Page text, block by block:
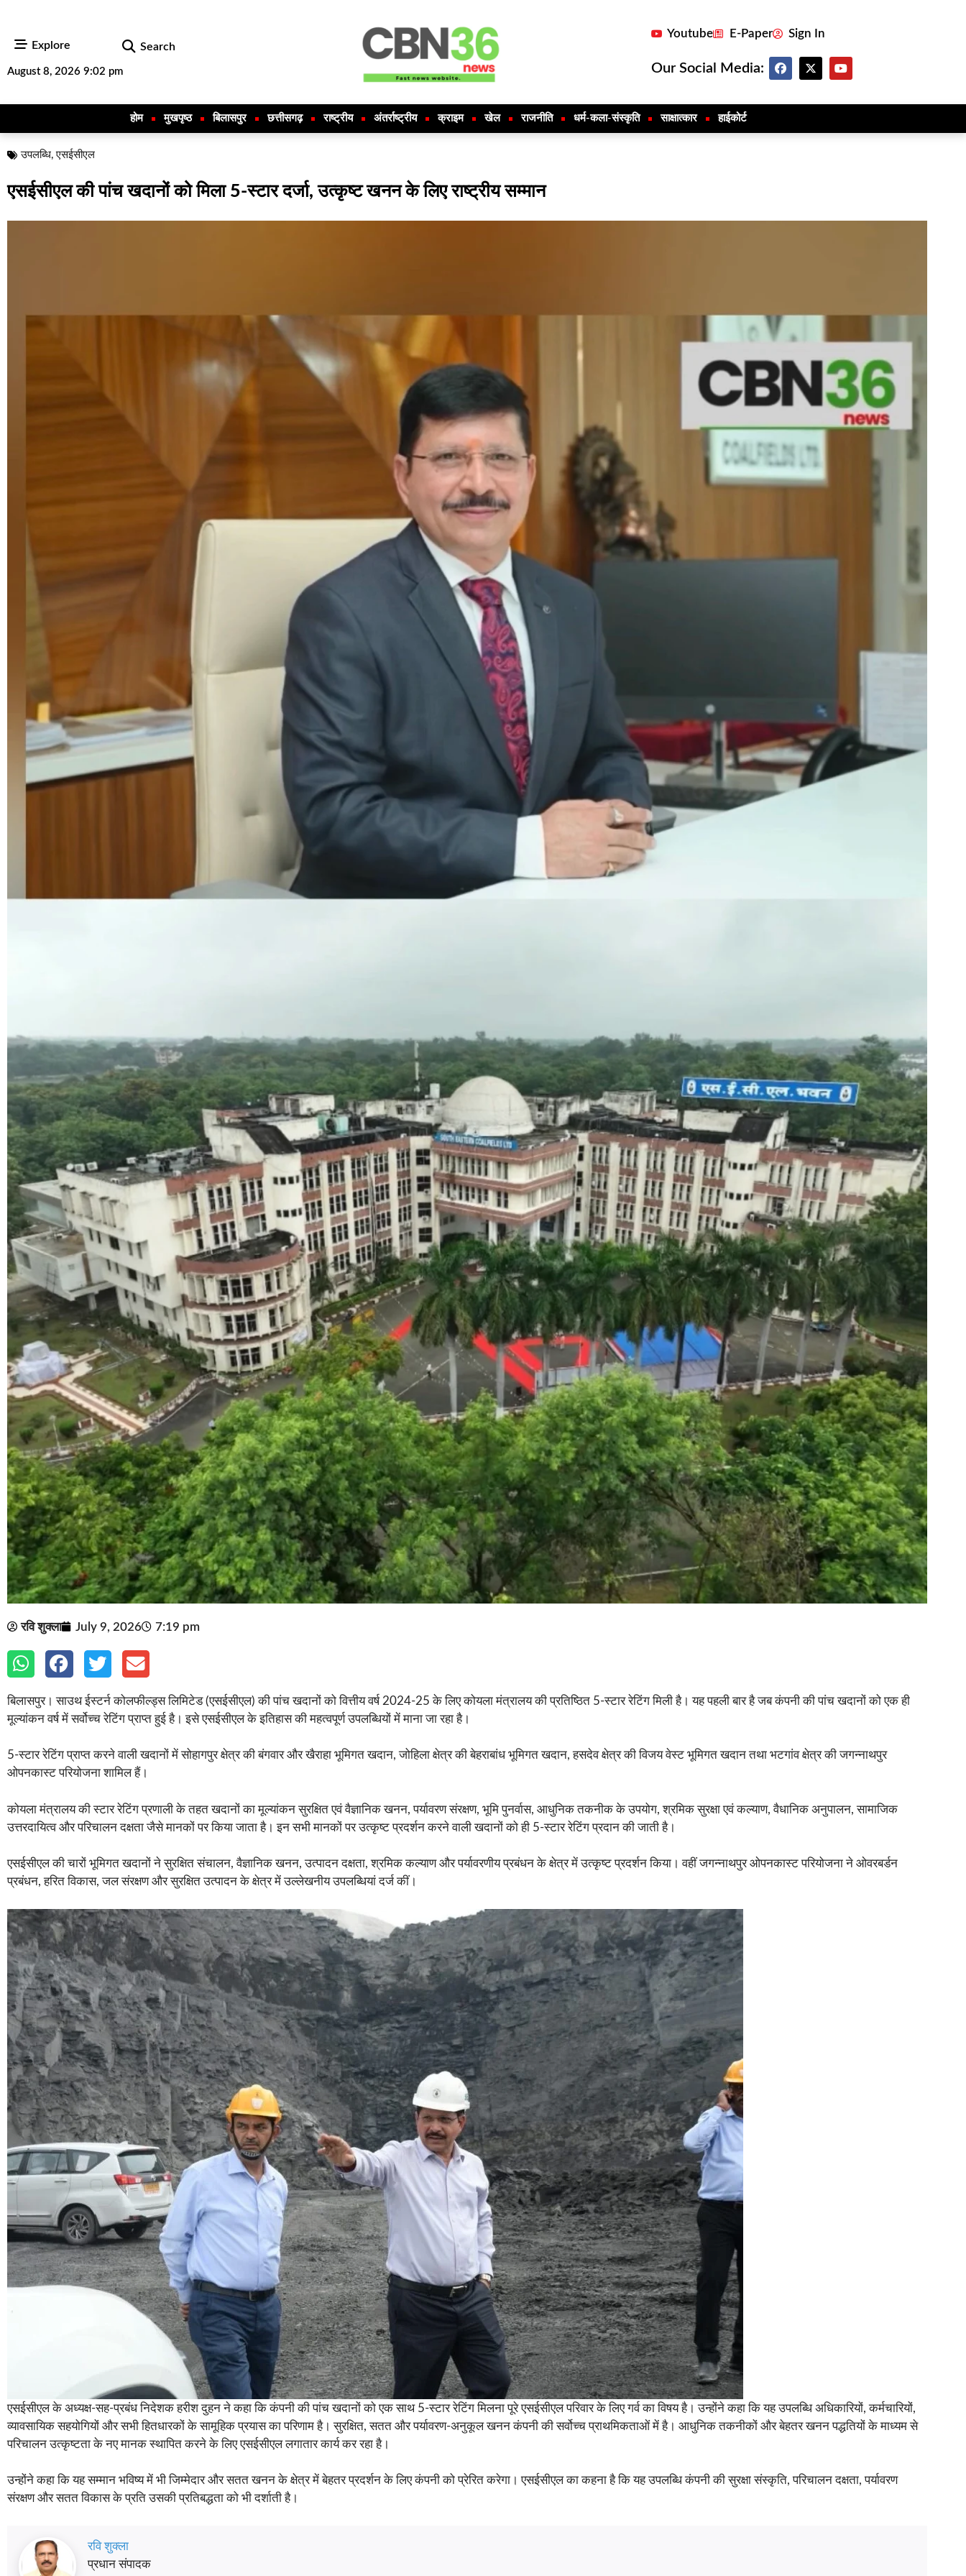
Explore Search
August 8, 2026 9:02 pm
Youtube E-Paper Sign In
Our Social Media:
होम मुखपृष्ठ बिलासपुर छत्तीसगढ़ राष्ट्रीय अंतर्राष्ट्रीय क्राइम खेल राजनीति धर्म-कला-संस्कृति साक्षात्कार हाईकोर्ट
उपलब्धि,एसईसीएल
एसईसीएल की पांच खदानों को मिला 5-स्टार दर्जा, उत्कृष्ट खनन के लिए राष्ट्रीय सम्मान
रवि शुक्ला July 9, 2026 7:19 pm
बिलासपुर। साउथ ईस्टर्न कोलफील्ड्स लिमिटेड (एसईसीएल) की पांच खदानों को वित्तीय वर्ष 2024-25 के लिए कोयला मंत्रालय की प्रतिष्ठित 5-स्टार रेटिंग मिली है। यह पहली बार है जब कंपनी की पांच खदानों को एक ही
मूल्यांकन वर्ष में सर्वोच्च रेटिंग प्राप्त हुई है। इसे एसईसीएल के इतिहास की महत्वपूर्ण उपलब्धियों में माना जा रहा है।
5-स्टार रेटिंग प्राप्त करने वाली खदानों में सोहागपुर क्षेत्र की बंगवार और खैराहा भूमिगत खदान, जोहिला क्षेत्र की बेहराबांध भूमिगत खदान, हसदेव क्षेत्र की विजय वेस्ट भूमिगत खदान तथा भटगांव क्षेत्र की जगन्नाथपुर
ओपनकास्ट परियोजना शामिल हैं।
कोयला मंत्रालय की स्टार रेटिंग प्रणाली के तहत खदानों का मूल्यांकन सुरक्षित एवं वैज्ञानिक खनन, पर्यावरण संरक्षण, भूमि पुनर्वास, आधुनिक तकनीक के उपयोग, श्रमिक सुरक्षा एवं कल्याण, वैधानिक अनुपालन, सामाजिक
उत्तरदायित्व और परिचालन दक्षता जैसे मानकों पर किया जाता है। इन सभी मानकों पर उत्कृष्ट प्रदर्शन करने वाली खदानों को ही 5-स्टार रेटिंग प्रदान की जाती है।
एसईसीएल की चारों भूमिगत खदानों ने सुरक्षित संचालन, वैज्ञानिक खनन, उत्पादन दक्षता, श्रमिक कल्याण और पर्यावरणीय प्रबंधन के क्षेत्र में उत्कृष्ट प्रदर्शन किया। वहीं जगन्नाथपुर ओपनकास्ट परियोजना ने ओवरबर्डन
प्रबंधन, हरित विकास, जल संरक्षण और सुरक्षित उत्पादन के क्षेत्र में उल्लेखनीय उपलब्धियां दर्ज कीं।
एसईसीएल के अध्यक्ष-सह-प्रबंध निदेशक हरीश दुहन ने कहा कि कंपनी की पांच खदानों को एक साथ 5-स्टार रेटिंग मिलना पूरे एसईसीएल परिवार के लिए गर्व का विषय है। उन्होंने कहा कि यह उपलब्धि अधिकारियों, कर्मचारियों,
व्यावसायिक सहयोगियों और सभी हितधारकों के सामूहिक प्रयास का परिणाम है। सुरक्षित, सतत और पर्यावरण-अनुकूल खनन कंपनी की सर्वोच्च प्राथमिकताओं में है। आधुनिक तकनीकों और बेहतर खनन पद्धतियों के माध्यम से
परिचालन उत्कृष्टता के नए मानक स्थापित करने के लिए एसईसीएल लगातार कार्य कर रहा है।
उन्होंने कहा कि यह सम्मान भविष्य में भी जिम्मेदार और सतत खनन के क्षेत्र में बेहतर प्रदर्शन के लिए कंपनी को प्रेरित करेगा। एसईसीएल का कहना है कि यह उपलब्धि कंपनी की सुरक्षा संस्कृति, परिचालन दक्षता, पर्यावरण
संरक्षण और सतत विकास के प्रति उसकी प्रतिबद्धता को भी दर्शाती है।
रवि शुक्ला
प्रधान संपादक